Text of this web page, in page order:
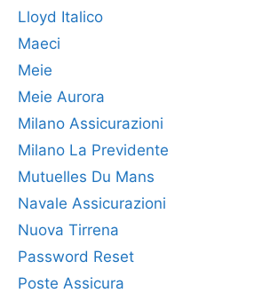
Lloyd Italico
Maeci
Meie
Meie Aurora
Milano Assicurazioni
Milano La Previdente
Mutuelles Du Mans
Navale Assicurazioni
Nuova Tirrena
Password Reset
Poste Assicura